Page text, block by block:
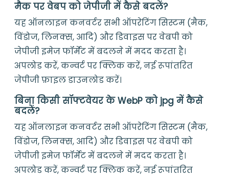
मैक पर वेबप को जेपीजी में कैसे बदलें?
यह ऑनलाइन कनवर्टर सभी ऑपरेटिंग सिस्टम (मैक,
विंडोज, लिनक्स, आदि) और डिवाइस पर वेबपी को
जेपीजी इमेज फॉर्मेट में बदलने में मदद करता है।
अपलोड करें, कन्वर्ट पर क्लिक करें, नई रूपांतरित
जेपीजी फ़ाइल डाउनलोड करें।
बिना किसी सॉफ्टवेयर के WebP को jpg में कैसे
बदलें?
यह ऑनलाइन कनवर्टर सभी ऑपरेटिंग सिस्टम (मैक,
विंडोज, लिनक्स, आदि) और डिवाइस पर वेबपी को
जेपीजी इमेज फॉर्मेट में बदलने में मदद करता है।
अपलोड करें, कन्वर्ट पर क्लिक करें, नई रूपांतरित